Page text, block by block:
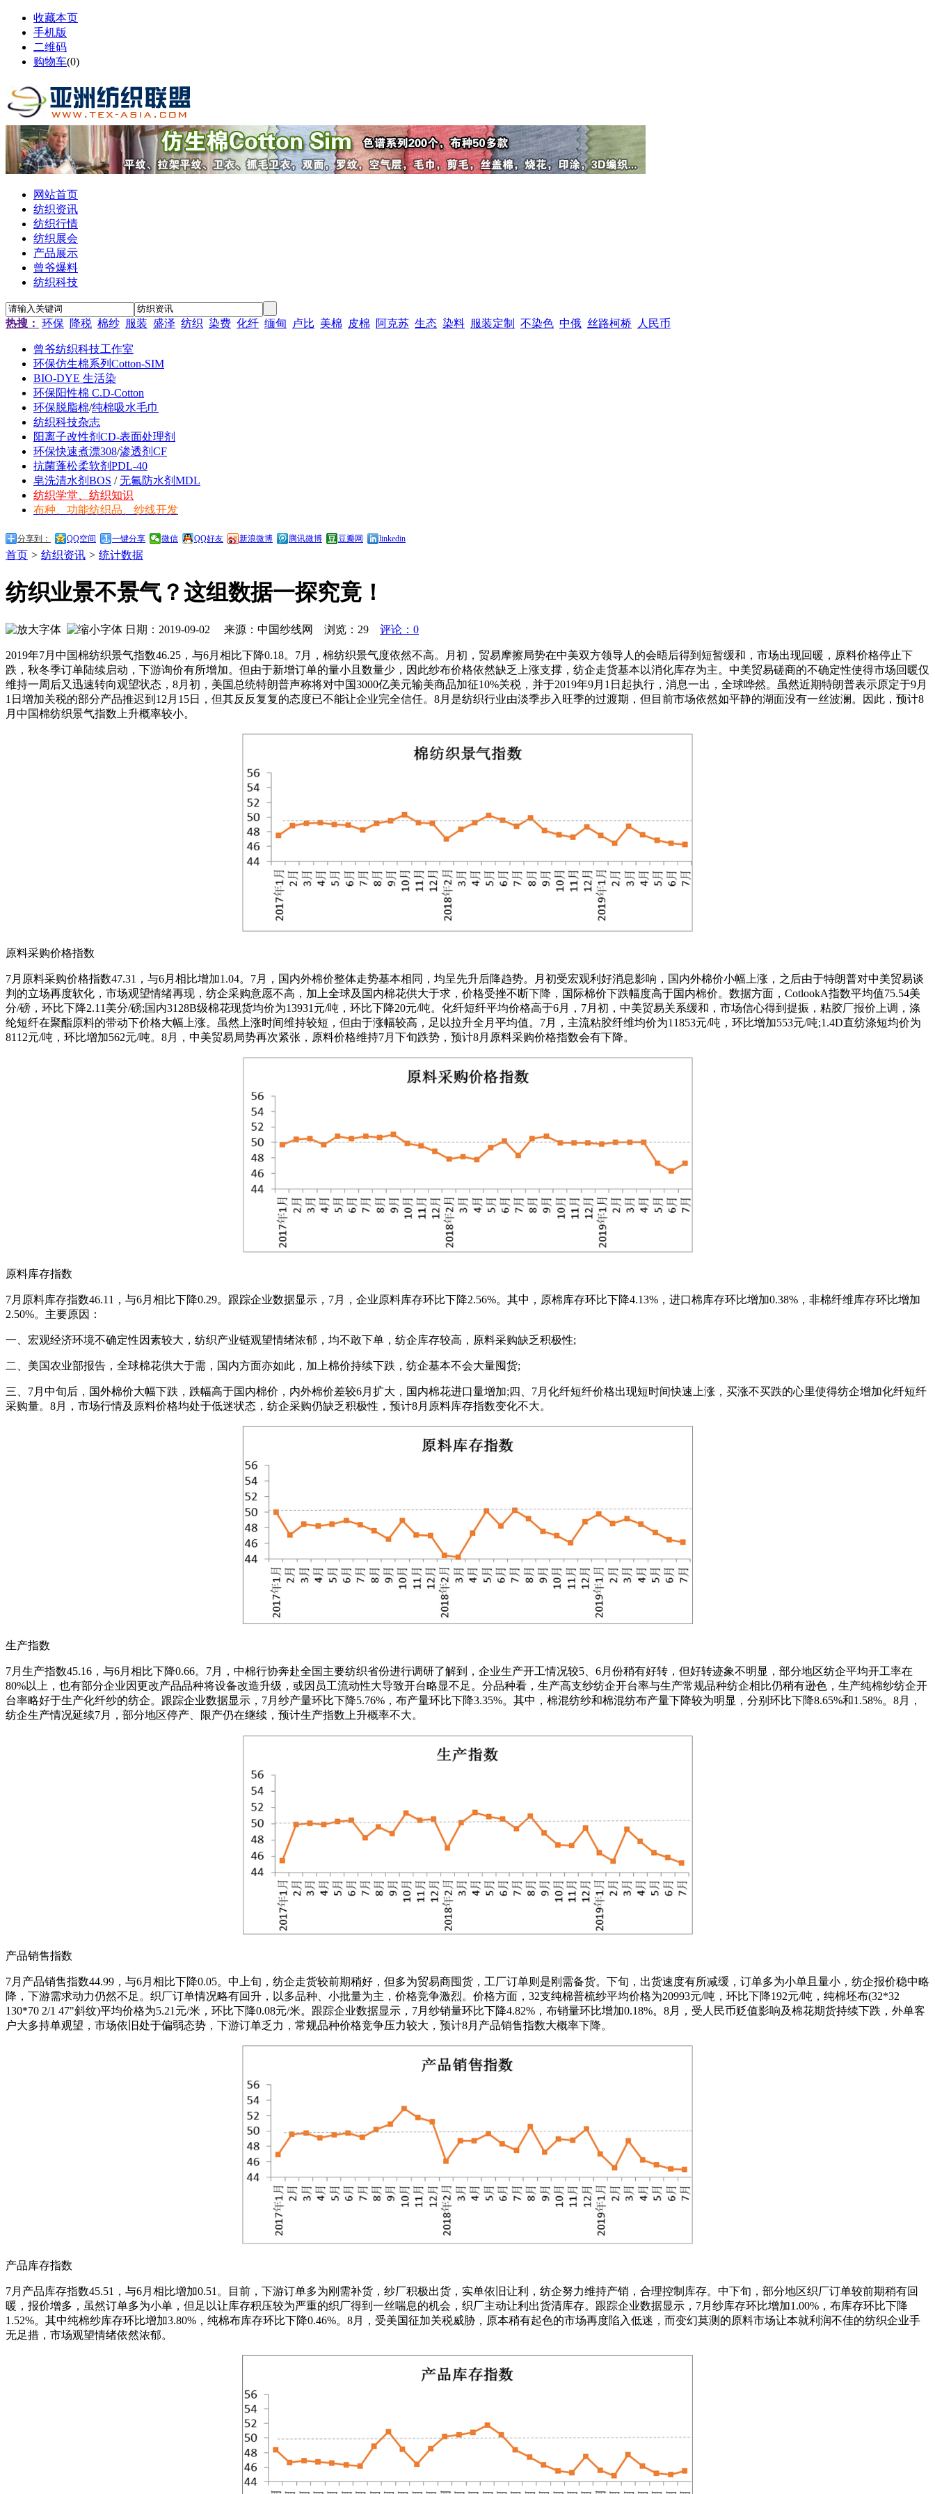
收藏本页
手机版
二维码
购物车(0)
网站首页
纺织资讯
纺织行情
纺织展会
产品展示
曾爷爆料
纺织科技
热搜： 环保 降税 棉纱 服装 盛泽 纺织 染费 化纤 缅甸 卢比 美棉 皮棉 阿克苏 生态 染料 服装定制 不染色 中俄 丝路柯桥 人民币
曾爷纺织科技工作室
环保仿生棉系列Cotton-SIM
BIO-DYE 生活染
环保阳性棉 C.D-Cotton
环保脱脂棉/纯棉吸水毛巾
纺织科技杂志
阳离子改性剂CD-表面处理剂
环保快速煮漂308/渗透剂CF
抗菌蓬松柔软剂PDL-40
皂洗清水剂BOS /无氟防水剂MDL
纺织学堂、纺织知识
布种、功能纺织品、纱线开发
分享到： QQ空间 一键分享 微信 QQ好友 新浪微博 腾讯微博 豆瓣网 linkedin
首页 > 纺织资讯 > 统计数据
纺织业景不景气？这组数据一探究竟！
日期：2019-09-02 来源：中国纱线网 浏览： 29 评论：0
2019年7月中国棉纺织景气指数46.25，与6月相比下降0.18。7月，棉纺织景气度依然不高。月初，贸易摩擦局势在中美双方领导人的会晤后得到短暂缓和，市场出现回暖，原料价格停止下
跌，秋冬季订单陆续启动，下游询价有所增加。但由于新增订单的量小且数量少，因此纱布价格依然缺乏上涨支撑，纺企走货基本以消化库存为主。中美贸易磋商的不确定性使得市场回暖仅
维持一周后又迅速转向观望状态，8月初，美国总统特朗普声称将对中国3000亿美元输美商品加征10%关税，并于2019年9月1日起执行，消息一出，全球哗然。虽然近期特朗普表示原定于9月
1日增加关税的部分产品推迟到12月15日，但其反反复复的态度已不能让企业完全信任。8月是纺织行业由淡季步入旺季的过渡期，但目前市场依然如平静的湖面没有一丝波澜。因此，预计8
月中国棉纺织景气指数上升概率较小。
原料采购价格指数
7月原料采购价格指数47.31，与6月相比增加1.04。7月，国内外棉价整体走势基本相同，均呈先升后降趋势。月初受宏观利好消息影响，国内外棉价小幅上涨，之后由于特朗普对中美贸易谈
判的立场再度软化，市场观望情绪再现，纺企采购意愿不高，加上全球及国内棉花供大于求，价格受挫不断下降，国际棉价下跌幅度高于国内棉价。数据方面，CotlookA指数平均值75.54美
分/磅，环比下降2.11美分/磅;国内3128B级棉花现货均价为13931元/吨，环比下降20元/吨。化纤短纤平均价格高于6月，7月初，中美贸易关系缓和，市场信心得到提振，粘胶厂报价上调，涤
纶短纤在聚酯原料的带动下价格大幅上涨。虽然上涨时间维持较短，但由于涨幅较高，足以拉升全月平均值。7月，主流粘胶纤维均价为11853元/吨，环比增加553元/吨;1.4D直纺涤短均价为
8112元/吨，环比增加562元/吨。8月，中美贸易局势再次紧张，原料价格维持7月下旬跌势，预计8月原料采购价格指数会有下降。
原料库存指数
7月原料库存指数46.11，与6月相比下降0.29。跟踪企业数据显示，7月，企业原料库存环比下降2.56%。其中，原棉库存环比下降4.13%，进口棉库存环比增加0.38%，非棉纤维库存环比增加
2.50%。主要原因：
一、宏观经济环境不确定性因素较大，纺织产业链观望情绪浓郁，均不敢下单，纺企库存较高，原料采购缺乏积极性;
二、美国农业部报告，全球棉花供大于需，国内方面亦如此，加上棉价持续下跌，纺企基本不会大量囤货;
三、7月中旬后，国外棉价大幅下跌，跌幅高于国内棉价，内外棉价差较6月扩大，国内棉花进口量增加;四、7月化纤短纤价格出现短时间快速上涨，买涨不买跌的心里使得纺企增加化纤短纤
采购量。8月，市场行情及原料价格均处于低迷状态，纺企采购仍缺乏积极性，预计8月原料库存指数变化不大。
生产指数
7月生产指数45.16，与6月相比下降0.66。7月，中棉行协奔赴全国主要纺织省份进行调研了解到，企业生产开工情况较5、6月份稍有好转，但好转迹象不明显，部分地区纺企平均开工率在
80%以上，也有部分企业因更改产品品种将设备改造升级，或因员工流动性大导致开台略显不足。分品种看，生产高支纱纺企开台率与生产常规品种纺企相比仍稍有逊色，生产纯棉纱纺企开
台率略好于生产化纤纱的纺企。跟踪企业数据显示，7月纱产量环比下降5.76%，布产量环比下降3.35%。其中，棉混纺纱和棉混纺布产量下降较为明显，分别环比下降8.65%和1.58%。8月，
纺企生产情况延续7月，部分地区停产、限产仍在继续，预计生产指数上升概率不大。
产品销售指数
7月产品销售指数44.99，与6月相比下降0.05。中上旬，纺企走货较前期稍好，但多为贸易商囤货，工厂订单则是刚需备货。下旬，出货速度有所减缓，订单多为小单且量小，纺企报价稳中略
降，下游需求动力仍然不足。织厂订单情况略有回升，以多品种、小批量为主，价格竞争激烈。价格方面，32支纯棉普梳纱平均价格为20993元/吨，环比下降192元/吨，纯棉坯布(32*32
130*70 2/1 47"斜纹)平均价格为5.21元/米，环比下降0.08元/米。跟踪企业数据显示，7月纱销量环比下降4.82%，布销量环比增加0.18%。8月，受人民币贬值影响及棉花期货持续下跌，外单客
户大多持单观望，市场依旧处于偏弱态势，下游订单乏力，常规品种价格竞争压力较大，预计8月产品销售指数大概率下降。
产品库存指数
7月产品库存指数45.51，与6月相比增加0.51。目前，下游订单多为刚需补货，纱厂积极出货，实单依旧让利，纺企努力维持产销，合理控制库存。中下旬，部分地区织厂订单较前期稍有回
暖，报价增多，虽然订单多为小单，但足以让库存积压较为严重的织厂得到一丝喘息的机会，织厂主动让利出货清库存。跟踪企业数据显示，7月纱库存环比增加1.00%，布库存环比下降
1.52%。其中纯棉纱库存环比增加3.80%，纯棉布库存环比下降0.46%。8月，受美国征加关税威胁，原本稍有起色的市场再度陷入低迷，而变幻莫测的原料市场让本就利润不佳的纺织企业手
无足措，市场观望情绪依然浓郁。